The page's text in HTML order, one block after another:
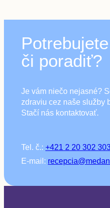
či poradiť?
Je vám niečo nejasné?
zdraviu cez naše služby
Stačí nás kontaktovať.
Tel. č.: +421 2 20 302
E-mail: